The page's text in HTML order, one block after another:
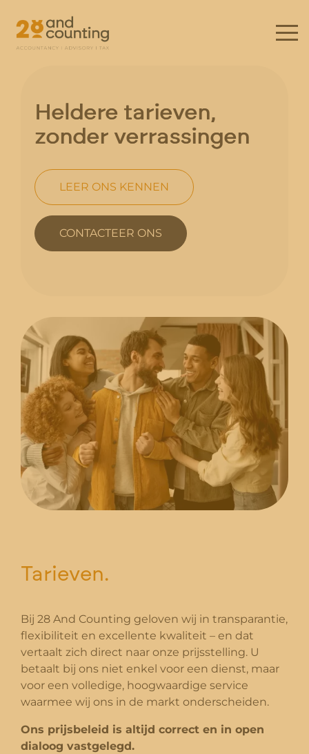
Heldere tarieven,
zonder verrassingen
LEER ONS KENNEN
CONTACTEER ONS
Tarieven.
Bij 28 And Counting geloven wij in transparantie,
flexibiliteit en excellente kwaliteit – en dat
vertaalt zich direct naar onze prijsstelling. U
betaalt bij ons niet enkel voor een dienst, maar
voor een volledige, hoogwaardige service
waarmee wij ons in de markt onderscheiden.
Ons prijsbeleid is altijd correct en in open
dialoog vastgelegd.